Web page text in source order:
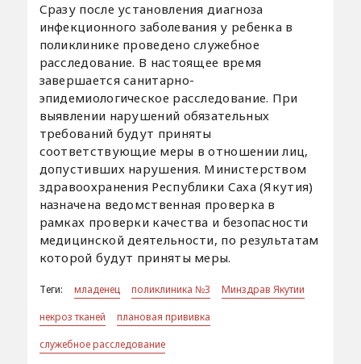
Сразу после установления диагноза
инфекционного заболевания у ребенка в
поликлинике проведено служебное
расследование. В настоящее время
завершается санитарно-
эпидемиологическое расследование. При
выявлении нарушений обязательных
требований будут приняты
соответствующие меры в отношении лиц,
допустивших нарушения. Министерством
здравоохранения Республики Саха (Якутия)
назначена ведомственная проверка в
рамках проверки качества и безопасности
медицинской деятельности, по результатам
которой будут приняты меры.
Теги: младенец поликлиника №3
Минздрав Якутии
некроз тканей
плановая прививка
служебное расследование